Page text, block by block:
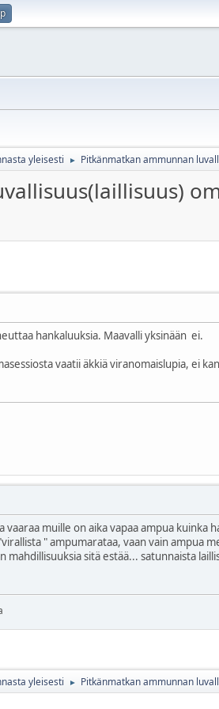
yleisesti ► Pitkänmatkan ammunnan
hankaluuksia. Maavalli yksinään ei.
vaatii äkkiä viranomaislupia, ei
vaaraa muille on aika vapaa ampua
" ampumarataa, vaan vain ampua
mahdillisuuksia sitä estää... satunnaista
yleisesti ► Pitkänmatkan ammunnan